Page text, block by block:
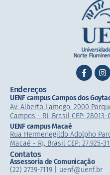
Endereços
UENF campus Campos dos
Av. Alberto Lamego, 2000
Campos - RJ, Brasil CEP: 28013-
UENF campus Macaé
Rua Hermenegildo Adolpho
Macaé - RJ, Brasil CEP: 27.925-
Contatos
Assessoria de Comunicação
(22) 2739-7119 | uenf@uenf.br